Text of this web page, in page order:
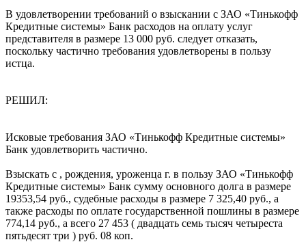
В удовлетворении требований о взыскании с ЗАО «Тинькофф
Кредитные системы» Банк расходов на оплату услуг
представителя в размере 13 000 руб. следует отказать,
поскольку частично требования удовлетворены в пользу
истца.
РЕШИЛ:
Исковые требования ЗАО «Тинькофф Кредитные системы»
Банк удовлетворить частично.
Взыскать с , рождения, уроженца г. в пользу ЗАО «Тинькофф
Кредитные системы» Банк сумму основного долга в размере
19353,54 руб., судебные расходы в размере 7 325,40 руб., а
также расходы по оплате государственной пошлины в размере
774,14 руб., а всего 27 453 ( двадцать семь тысяч четыреста
пятьдесят три ) руб. 08 коп.